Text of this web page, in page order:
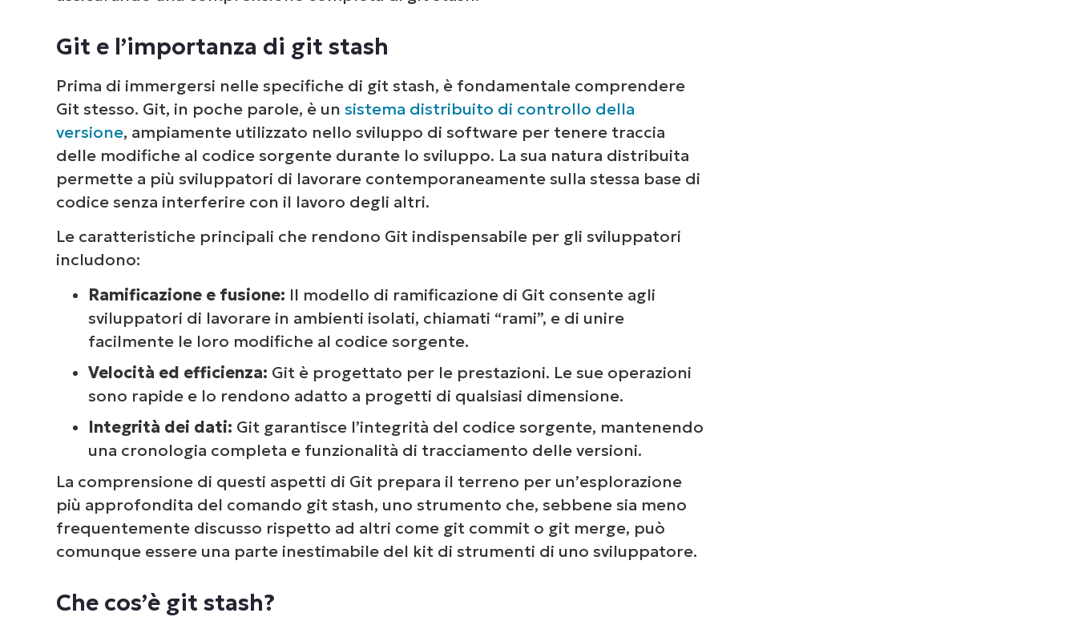
Recupero delle modifiche memorizzate
Gestire e pulire gli stash
Tecniche avanzate di git stash
Altre strategie utili per git stash
Risoluzione dei problemi comuni di git stash
Git stash, git commit, git reset e git stage: Quali sono le differenze?
La pratica si salvare in stash coltiva buone abitudini di sviluppo
Git e l’importanza di git stash
Prima di immergersi nelle specifiche di git stash, è fondamentale comprendere
Git stesso. Git, in poche parole, è un sistema distribuito di controllo della
versione, ampiamente utilizzato nello sviluppo di software per tenere traccia
delle modifiche al codice sorgente durante lo sviluppo. La sua natura distribuita
permette a più sviluppatori di lavorare contemporaneamente sulla stessa base di
codice senza interferire con il lavoro degli altri.
Le caratteristiche principali che rendono Git indispensabile per gli sviluppatori
includono:
Ramificazione e fusione: Il modello di ramificazione di Git consente agli
sviluppatori di lavorare in ambienti isolati, chiamati “rami”, e di unire
facilmente le loro modifiche al codice sorgente.
Velocità ed efficienza: Git è progettato per le prestazioni. Le sue operazioni
sono rapide e lo rendono adatto a progetti di qualsiasi dimensione.
Integrità dei dati: Git garantisce l’integrità del codice sorgente, mantenendo
una cronologia completa e funzionalità di tracciamento delle versioni.
La comprensione di questi aspetti di Git prepara il terreno per un’esplorazione
più approfondita del comando git stash, uno strumento che, sebbene sia meno
frequentemente discusso rispetto ad altri come git commit o git merge, può
comunque essere una parte inestimabile del kit di strumenti di uno sviluppatore.
Che cos’è git stash?